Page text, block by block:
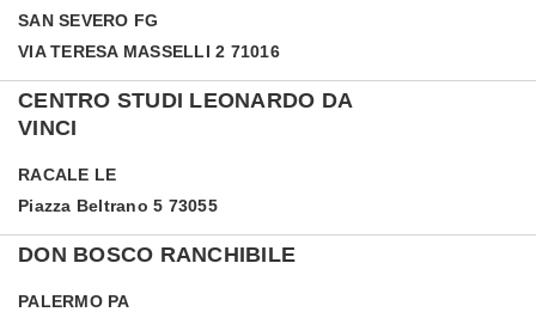
SAN SEVERO FG
VIA TERESA MASSELLI 2 71016
CENTRO STUDI LEONARDO DA
VINCI
RACALE LE
Piazza Beltrano 5 73055
DON BOSCO RANCHIBILE
PALERMO PA